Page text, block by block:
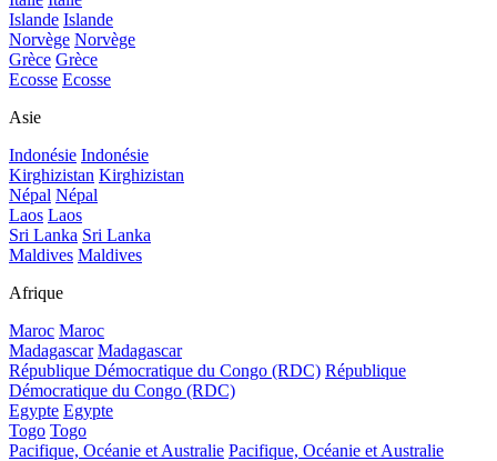
Islande Islande
Norvège Norvège
Grèce Grèce
Ecosse Ecosse
Asie
Indonésie Indonésie
Kirghizistan Kirghizistan
Népal Népal
Laos Laos
Sri Lanka Sri Lanka
Maldives Maldives
Afrique
Maroc Maroc
Madagascar Madagascar
République Démocratique du Congo (RDC) République
Démocratique du Congo (RDC)
Egypte Egypte
Togo Togo
Pacifique, Océanie et Australie Pacifique, Océanie et Australie